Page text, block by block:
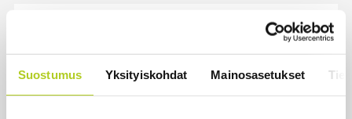
Suostumus Yksityiskohdat Mainosasetukset
Sianlihaa voi jälleen viedä Etelä-Koreaan ja Uuteen-
Uutiset | 7.8.2026 16:44
Järjestöt vastustavat karhun kiintiömetsästystä –